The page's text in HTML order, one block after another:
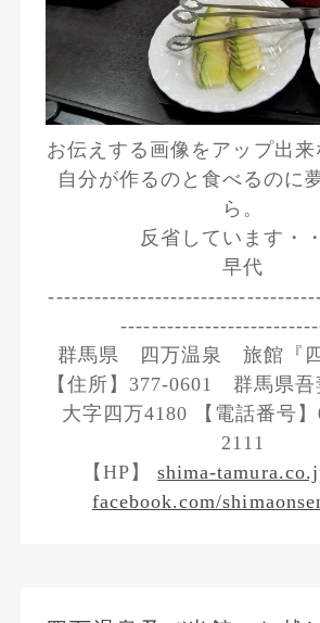
お伝えする画像をアップ出来
自分が作るのと食べるのに
ら。
反省しています・
早代
群馬県 四万温泉 旅館『四
【住所】377-0601 群馬県
大字四万4180 【電話番号】
2111
【HP】shima-
facebook.com/